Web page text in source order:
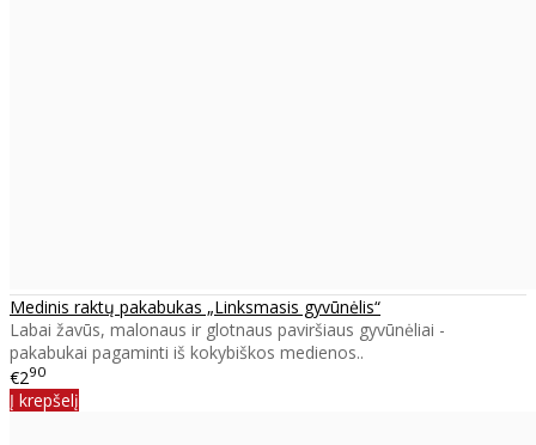
Medinis raktų pakabukas „Linksmasis gyvūnėlis“
Labai žavūs, malonaus ir glotnaus paviršiaus gyvūnėliai -
pakabukai pagaminti iš kokybiškos medienos..
€290
Į krepšelį